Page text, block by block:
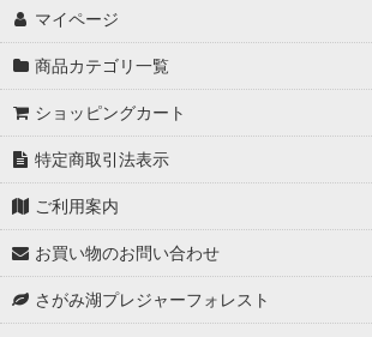
マイページ
商品カテゴリ一覧
ショッピングカート
特定商取引法表示
ご利用案内
お買い物のお問い合わせ
さがみ湖プレジャーフォレスト